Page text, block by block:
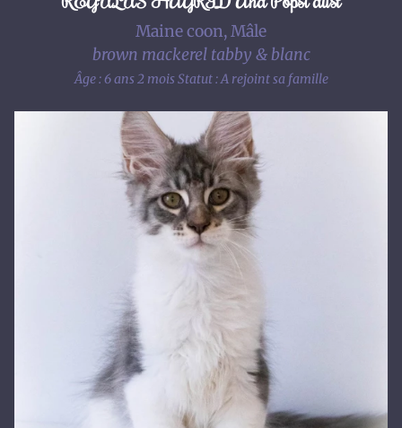
Maine coon, Mâle
brown mackerel tabby & blanc
Âge : 6 ans 2 moisStatut : A rejoint sa famille